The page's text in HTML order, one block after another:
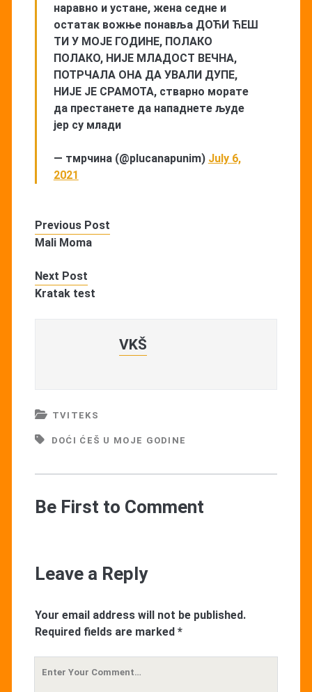
наравно и устане, жена седне и
остатак вожње понавља ДОЋИ ЋЕШ
ТИ У МОЈЕ ГОДИНЕ, ПОЛАКО
ПОЛАКО, НИЈЕ МЛАДОСТ ВЕЧНА,
ПОТРЧАЛА ОНА ДА УВАЛИ ДУПЕ,
НИЈЕ ЈЕ СРАМОТА, стварно морате
да престанете да нападнете људе
јер су млади
— тмрчина (@plucanapunim) July 6,
2021
Previous Post
Mali Moma
Next Post
Kratak test
VKŠ
TVITEKS
DOĆI ĆEŠ U MOJE GODINE
Be First to Comment
Leave a Reply
Your email address will not be published.
Required fields are marked *